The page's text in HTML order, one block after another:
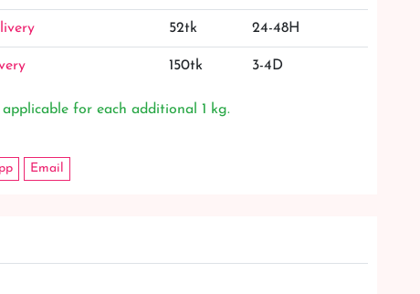
52tk 24-48H
150tk 3-4D
for each additional 1 kg.
Email